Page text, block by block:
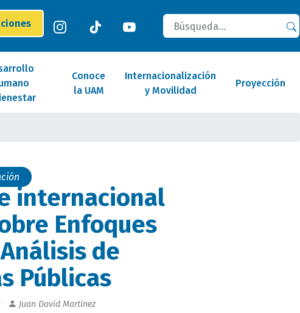
Buscar
Conoce
la UAM
Internacionalización
y Movilidad
Proyección
internacional
Enfoques
de
Públicas
Juan David Martinez